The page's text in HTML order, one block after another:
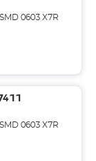
0603 X7R
0603 X7R